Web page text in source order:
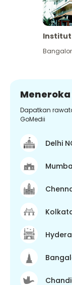
Institut
Meneroka
Dapatkan
GoMedii
Delhi